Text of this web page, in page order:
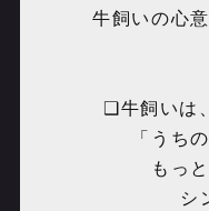
牛飼いの心
❑牛飼いは
「うち
もっ
シ